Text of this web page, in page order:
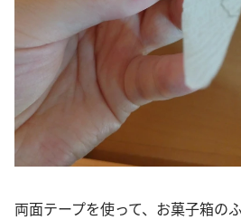
両面テープを使って、お菓子箱の